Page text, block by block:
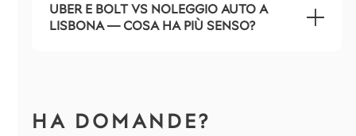
UBER E BOLT VS NOLEGGIO AUTO A
LISBONA — COSA HA PIÙ SENSO?
HA DOMANDE?